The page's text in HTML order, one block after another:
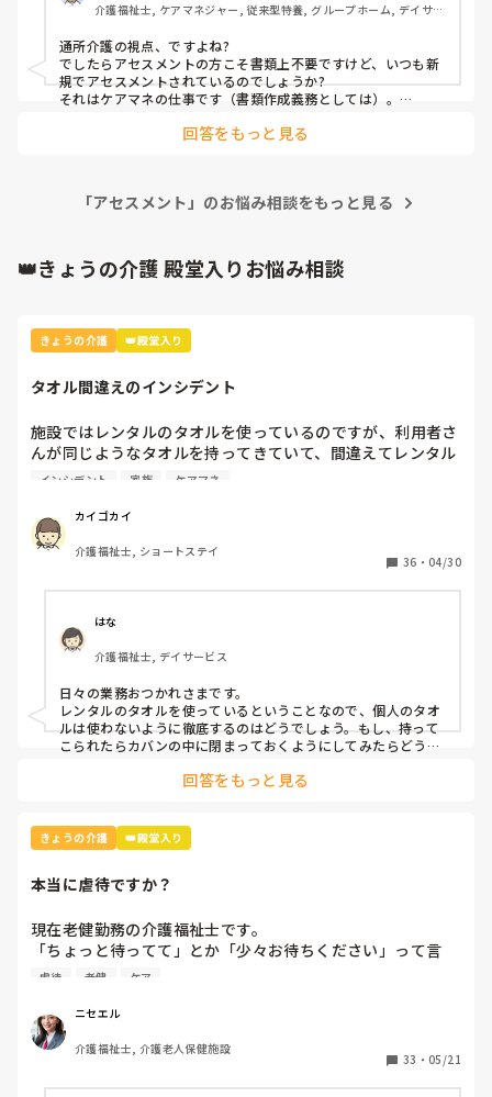
介護福祉士, ケアマネジャー, 従来型特養, グループホーム, デイサー
通所介護の視点、ですよね?
でしたらアセスメントの方こそ書類上不要ですけど、いつも新
規でアセスメントされているのでしょうか?
それはケアマネの仕事です（書類作成義務としては）。
イのスタッフの方もそれがないと困ると思いますが…
回答をもっと見る
「アセスメント」のお悩み相談をもっと見る
👑きょうの介護 殿堂入りお悩み相談
きょうの介護 👑殿堂入り
タオル間違えのインシデント
施設ではレンタルのタオルを使っているのですが、利用者さ
んが同じようなタオルを持ってきていて、間違えてレンタル
業者に出してしまいました。
本人と家族とケアマネとレンタル業者に謝罪して、インシデ
ントを書きましたが、対策って何？
インシデント 家族 ケアマネ
カイゴカイ
介護福祉士, ショートステイ
36 ・ 04/30
はな
介護福祉士, デイサービス
日々の業務おつかれさまです。
レンタルのタオルを使っているということなので、個人のタオ
ルは使わないように徹底するのはどうでしょう。もし、持って
こられたらカバンの中に閉まっておくようにしてみたらどうで
回答をもっと見る
きょうの介護 👑殿堂入り
本当に虐待ですか？
現在老健勤務の介護福祉士です。
「ちょっと待ってて」とか「少々お待ちください」って言
葉、よく使いませんか？私の施設ではこの言葉は「利用者本
つまり虐待と同じ枠組みです。
そんなに悪い言葉ですか？むしろ必要な言葉だと思うのです
がいかがでしょう？
虐待 老健 ケア
ニセエル
介護福祉士, 介護老人保健施設
33 ・ 05/21